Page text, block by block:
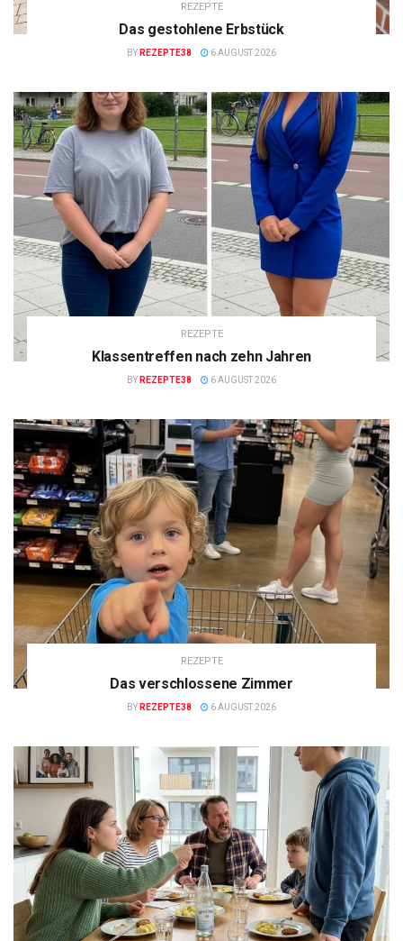
REZEPTE
Das gestohlene Erbstück
BY REZEPTE38 6 AUGUST 2026
REZEPTE
Klassentreffen nach zehn Jahren
BY REZEPTE38 6 AUGUST 2026
REZEPTE
Das verschlossene Zimmer
BY REZEPTE38 6 AUGUST 2026